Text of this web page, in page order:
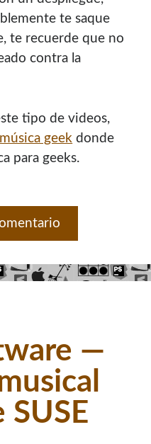
te saque
te recuerde que no
contra la
tipo de videos,
geek donde
para geeks.
—
SUSE